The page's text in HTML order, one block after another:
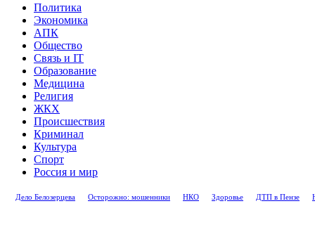
Политика
Экономика
АПК
Общество
Связь и IT
Образование
Медицина
Религия
ЖКХ
Происшествия
Криминал
Культура
Спорт
Россия и мир
Дело Белозерцева Осторожно: мошенники НКО Здоровье ДТП в Пензе